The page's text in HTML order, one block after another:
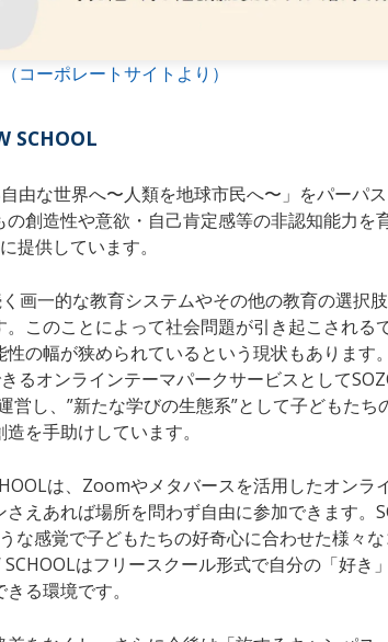
（コーポレートサイトより）
SCHOOL
由な世界へ〜人類を地球市民へ〜」をパーパス
創造性や意欲・自己肯定感等の非認知能力を
提供しています。
画一的な教育システムやその他の教育の選択
このことによって社会問題が引き起こされる
の幅が狭められているという現状もあります
るオンラインテーマパークサービスとして
営し、”新たな学びの生態系”として子どもたち
を手助けしています。
は、Zoomやメタバースを活用したオンラ
えあれば場所を問わず自由に参加できます。
な感覚で子どもたちの好奇心に合わせた様々
はフリースクール形式で自分の「好き
る環境です。